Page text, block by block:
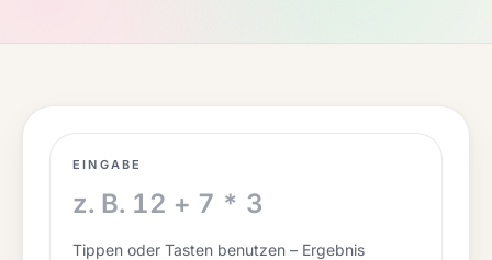
EINGABE
Tippen oder Tasten benutzen – Ergebnis